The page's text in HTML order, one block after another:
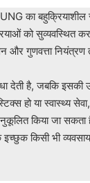
का बहुक्रियाशील
को सुव्यवस्थित
और गुणवत्ता
है, जबकि इसकी
हो या स्वास्थ्य
किया जा
किसी भी